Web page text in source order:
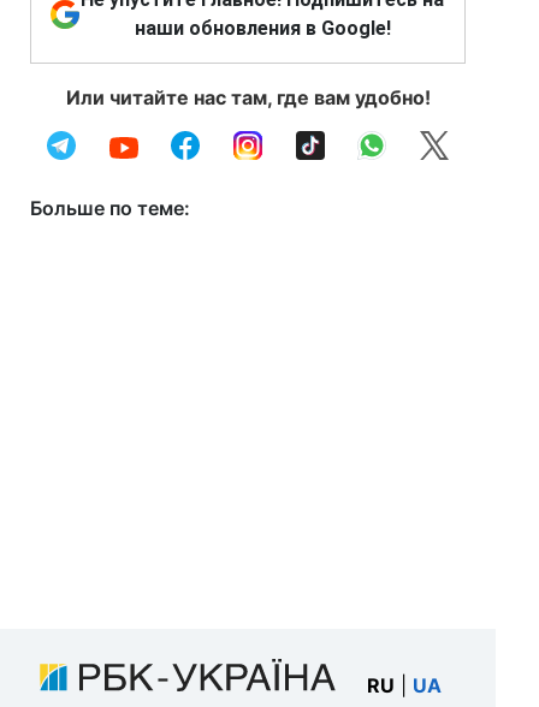
наши обновления в Google!
Или читайте нас там, где вам удобно!
Больше по теме:
RU UA